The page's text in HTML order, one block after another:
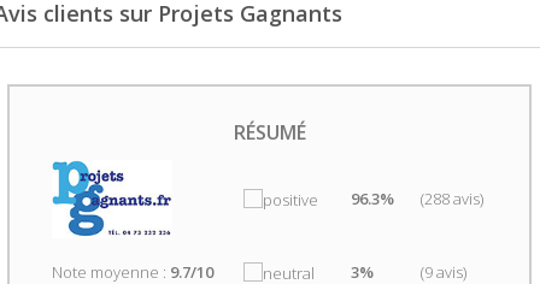
clients sur Projets Gagnants
RÉSUMÉ
96.3% (288 avis)
Note moyenne : 9.7/10 3% (9 avis)